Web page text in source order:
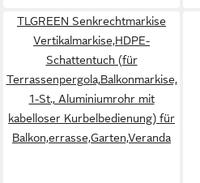
TLGREEN Senkrechtmarkise
Vertikalmarkise,HDPE-
Schattentuch (für
Terrassenpergola,Balkonmarkise,
1-St., Aluminiumrohr mit
kabelloser Kurbelbedienung) für
Balkon,errasse,Garten,Veranda